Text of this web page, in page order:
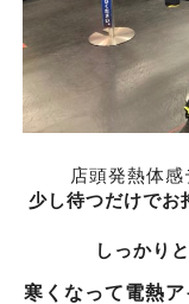
店頭発熱体
少し待つだけでお
しっかり
寒くなって電熱